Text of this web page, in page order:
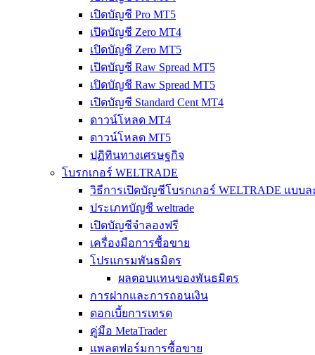
เปิดบัญชี Pro MT5
เปิดบัญชี Zero MT4
เปิดบัญชี Zero MT5
เปิดบัญชี Raw Spread MT5
เปิดบัญชี Raw Spread MT5
เปิดบัญชี Standard Cent MT4
ดาวน์โหลด MT4
ดาวน์โหลด MT5
ปฏิทินทางเศรษฐกิจ
โบรกเกอร์ WELTRADE
วิธีการเปิดบัญชีโบรกเกอร์ WELTRADE แบบละ
ประเภทบัญชี weltrade
เปิดบัญชีจำลองฟรี
เครื่องมือการซื้อขาย
โปรแกรมพันธมิตร
ผลตอบแทนของพันธมิตร
การฝากและการถอนเงิน
ดอกเบี้ยการเทรด
คู่มือ MetaTrader
แพลตฟอร์มการซื้อขาย